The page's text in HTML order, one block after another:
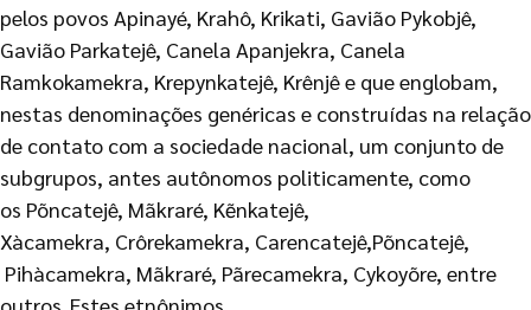
pelos povos Apinayé, Krahô, Krikati, Gavião Pykobjê,
Gavião Parkatejê, Canela Apanjekra, Canela
Ramkokamekra, Krepynkatejê, Krênjê e que englobam,
nestas denominações genéricas e construídas na relação
de contato com a sociedade nacional, um conjunto de
subgrupos, antes autônomos politicamente, como
os Põncatejê, Mãkraré, Kẽnkatejê,
Xàcamekra, Crôrekamekra, Carencatejê,Põncatejê,
Pihàcamekra, Mãkraré, Pãrecamekra, Cykoyõre, entre